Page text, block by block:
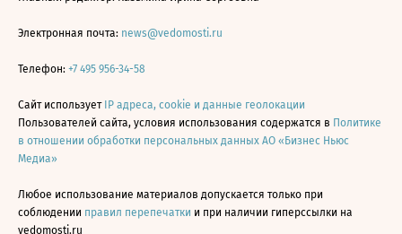
Электронная почта: news@vedomosti.ru
Телефон: +7 495 956-34-58
Сайт использует IP адреса, cookie и данные геолокации
Пользователей сайта, условия использования содержатся в Политике
в отношении обработки персональных данных АО «Бизнес Ньюс
Медиа»
Любое использование материалов допускается только при
соблюдении правил перепечатки и при наличии гиперссылки на
vedomosti.ru